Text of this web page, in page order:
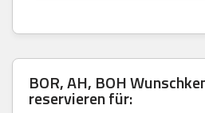
BOR, AH, BOH
reservieren für: